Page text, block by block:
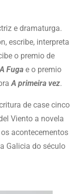
e dramaturga.
escribe, interpreta
o premio de
A Fuga e o premio
A primeira vez.
de case cinco
Viento a novela
os acontecementos
Galicia do século